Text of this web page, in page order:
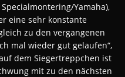
Yamaha),
eine sehr konstante
zu den vergangenen
mal wieder gut gelaufen“,
dem Siegertreppchen ist
mit zu den nächsten